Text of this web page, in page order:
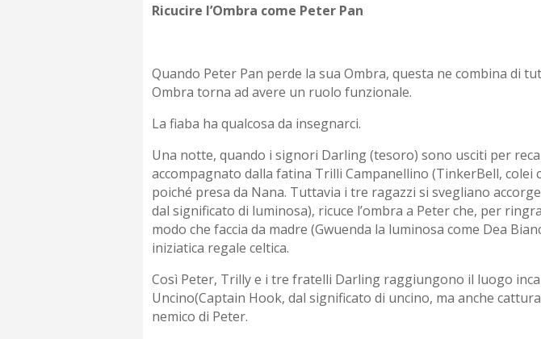
Ricucire l’Ombra come Peter Pan
Quando Peter Pan perde la sua Ombra, questa ne combina di
Ombra torna ad avere un ruolo funzionale.
La fiaba ha qualcosa da insegnarci.
Una notte, quando i signori Darling (tesoro) sono usciti per
accompagnato dalla fatina Trilli Campanellino (TinkerBell,
poiché presa da Nana. Tuttavia i tre ragazzi si svegliano
dal significato di luminosa), ricuce l’ombra a Peter che, per
modo che faccia da madre (Gwuenda la luminosa come Dea
iniziatica regale celtica.
Così Peter, Trilly e i tre fratelli Darling raggiungono il luogo
Uncino(Captain Hook, dal significato di uncino, ma anche
nemico di Peter.